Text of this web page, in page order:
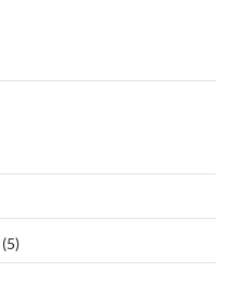
(5)